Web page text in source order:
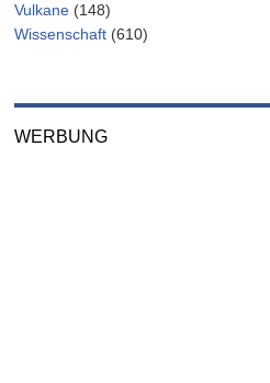
Vulkane (148)
Wissenschaft (610)
WERBUNG